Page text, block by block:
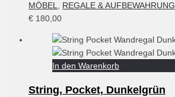
MÖBEL
REGALE & AUFBEWAHRUNG
€ 180,00
In den Warenkorb
String, Pocket, Dunkelgrün